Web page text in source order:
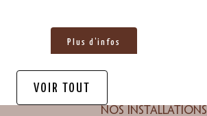
Plus d'infos
VOIR TOUT
Nos installations